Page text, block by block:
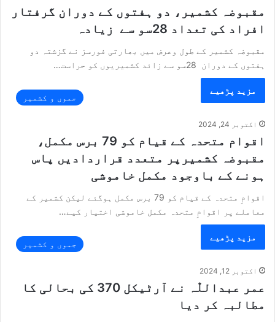
مقبوضہ کشمیر، دو ہفتوں کے دوران گرفتار
افراد کی تعداد 28سو سے زیادہ
مقبوضہ کشمیر کے طول وعرض میں بھارتی فورسز نے گزشتہ دو
ہفتوں کے دوران 28سو سے زائد کشمیریوں کو حراست…
مزید پڑھیے
جموں و کشمیر
اکتوبر 24, 2024
اقوام متحدہ کے قیام کو 79 برس مکمل،
مقبوضہ کشمیرپر متعدد قراردادیں پاس
ہونے کے باوجود مکمل خاموشی
اقوامِ متحدہ کے قیام کو 79 برس مکمل ہوگئے لیکن کشمیر کے
معاملے پر اقوامِ متحدہ مکمل خاموشی اختیار کیے…
مزید پڑھیے
جموں و کشمیر
اکتوبر 12, 2024
عمر عبداللّٰہ نے آرٹیکل 370 کی بحالی کا
مطالبہ کر دیا